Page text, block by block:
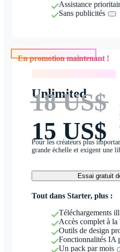
Assistance
Sans publicités
En promotion maintenant !
Unlimited
18 US$
15 US$
Pour les créateurs plus
grande échelle et exigent une
Essai gratuit
Tout dans Starter, plus :
Téléchargements
Accès complet à
Outils de design
Fonctionnalités IA
Un pack par mois